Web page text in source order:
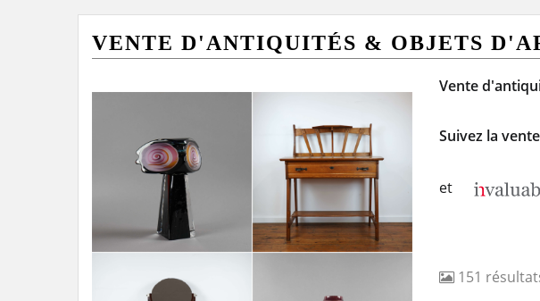
VENTE D'ANTIQUITÉS & OBJETS
Vente
Suivez la
et
151